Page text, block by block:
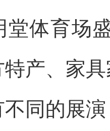
堂体育场
产、家
同的展